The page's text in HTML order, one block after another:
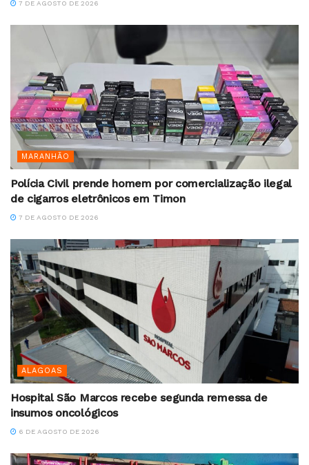
7 DE AGOSTO DE 2026
MARANHÃO
Polícia Civil prende homem por comercialização ilegal
de cigarros eletrônicos em Timon
7 DE AGOSTO DE 2026
ALAGOAS
Hospital São Marcos recebe segunda remessa de
insumos oncológicos
6 DE AGOSTO DE 2026